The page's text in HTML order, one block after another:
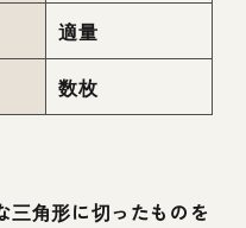
適量
数枚
三角形に切ったものを